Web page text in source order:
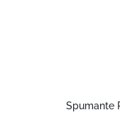
Spumante